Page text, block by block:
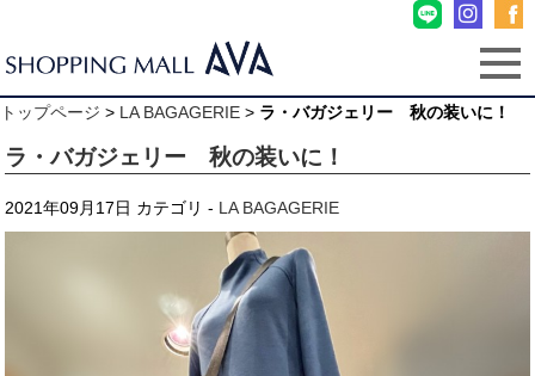
トップページ > LA BAGAGERIE > ラ・バガジェリー 秋の装いに！
ラ・バガジェリー 秋の装いに！
2021年09月17日 カテゴリ - LA BAGAGERIE